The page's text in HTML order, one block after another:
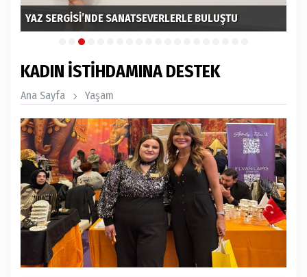
BLOK3 REKOR
KADIN İSTİHDAMINA DESTEK
Ana Sayfa Yaşam